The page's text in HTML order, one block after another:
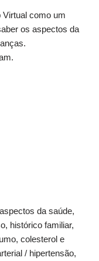
como um
os aspectos da
da saúde,
histórico familiar,
colesterol e
/ hipertensão,